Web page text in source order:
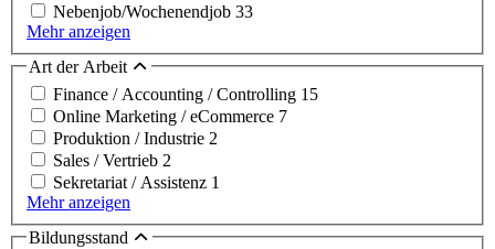
Nebenjob/Wochenendjob 33
Mehr anzeigen
Art der Arbeit
Finance / Accounting / Controlling 15
Online Marketing / eCommerce 7
Produktion / Industrie 2
Sales / Vertrieb 2
Sekretariat / Assistenz 1
Mehr anzeigen
Bildungsstand